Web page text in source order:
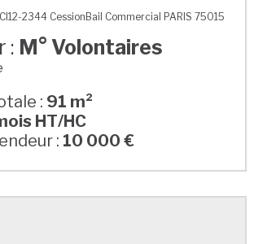
M° Volontaires
2344 CessionBail Commercial PARIS 75015
: M° Volontaires
: 91 m²
HT/HC
: 10 000 €